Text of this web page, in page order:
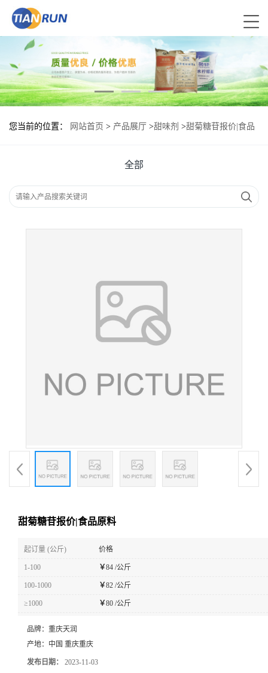
您当前的位置： 网站首页 > 产品展厅 >甜味剂 >甜菊糖苷报价|食品
全部
甜菊糖苷报价|食品原料
起订量 (公斤) 价格
1-100 ￥84 /公斤
100-1000 ￥82 /公斤
≥1000 ￥80 /公斤
品牌： 重庆天润
产地： 中国 重庆重庆
发布日期： 2023-11-03